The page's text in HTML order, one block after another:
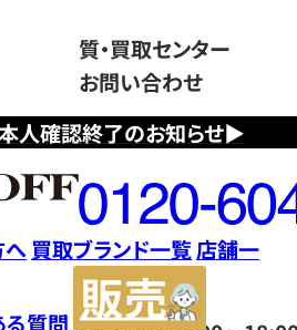
人確認終了のお知らせ▶
質・買取センター
お問い合わせ
フ
リ
ー
ダ
イ
ヤ
へ 買取ブランド一覧店舗一
る質問